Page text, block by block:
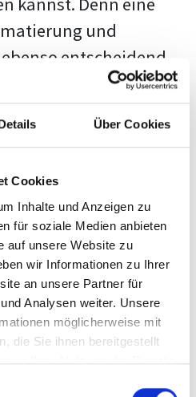
Über Cookies
Cookies
Inhalte und Anzeigen zu
für soziale Medien anbieten
auf unsere Website zu
wir Informationen zu Ihrer
an unsere Partner für
Analysen weiter. Unsere
möglicherweise mit
die Sie ihnen bereitgestellt
Ihrer Nutzung der Dienste
und
entscheidend
Jeder Prüfer hat
und unsere
dass sie dir
Vorlage zeigt,
zu bieten.
das richtige
Herausforderung
ausgestattet mit
Strategiendieses
deiner